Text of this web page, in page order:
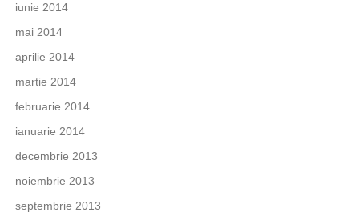
iunie 2014
mai 2014
aprilie 2014
martie 2014
februarie 2014
ianuarie 2014
decembrie 2013
noiembrie 2013
septembrie 2013